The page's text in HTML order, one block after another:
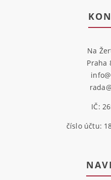
Na
Praha
IČ:
číslo účtu: